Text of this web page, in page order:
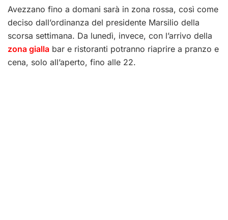
Avezzano fino a domani sarà in zona rossa, così come
deciso dall’ordinanza del presidente Marsilio della
scorsa settimana. Da lunedì, invece, con l’arrivo della
zona gialla bar e ristoranti potranno riaprire a pranzo e
cena, solo all’aperto, fino alle 22.